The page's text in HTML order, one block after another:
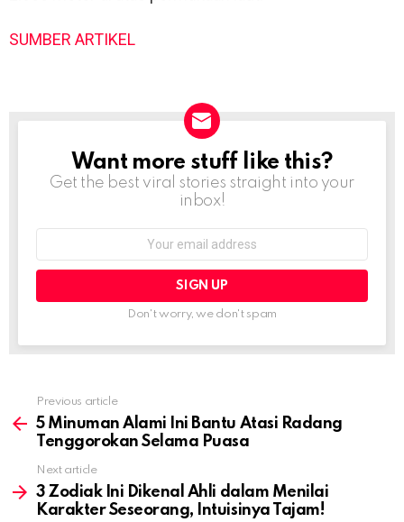
SUMBER ARTIKEL
NEWSLETTER
Want more stuff like this?
Get the best viral stories straight into your
inbox!
Don't worry, we don't spam
more
Previous article
5 Minuman Alami Ini Bantu Atasi Radang
Tenggorokan Selama Puasa
Next article
3 Zodiak Ini Dikenal Ahli dalam Menilai
Karakter Seseorang, Intuisinya Tajam!